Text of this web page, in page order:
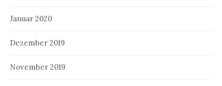
Januar 2020
Dezember 2019
November 2019